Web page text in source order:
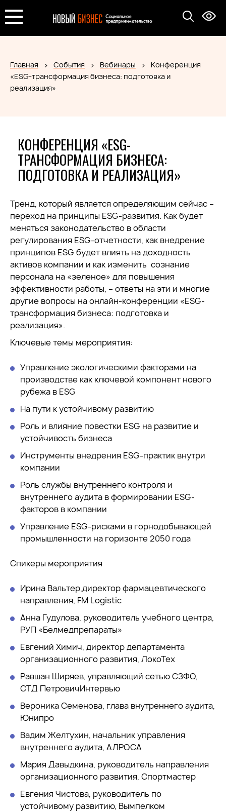
Главная События Вебинары
Конференция
«ESG-трансформация бизнеса: подготовка и
реализация»
КОНФЕРЕНЦИЯ «ESG-
ТРАНСФОРМАЦИЯ БИЗНЕСА:
ПОДГОТОВКА И РЕАЛИЗАЦИЯ»
Тренд, который является определяющим сейчас –
переход на принципы ESG-развития. Как будет
меняться законодательство в области
регулирования ESG-отчетности, как внедрение
принципов ESG будет влиять на доходность
активов компании и как изменить сознание
персонала на «зеленое» для повышения
эффективности работы, – ответы на эти и многие
другие вопросы на онлайн-конференции «ESG-
трансформация бизнеса: подготовка и
реализация».
Ключевые темы мероприятия:
Управление экологическими факторами на
производстве как ключевой компонент нового
рубежа в ESG
На пути к устойчивому развитию
Роль и влияние повестки ESG на развитие и
устойчивость бизнеса
Инструменты внедрения ESG-практик внутри
компании
Роль службы внутреннего контроля и
внутреннего аудита в формировании ESG-
факторов в компании
Управление ESG-рисками в горнодобывающей
промышленности на горизонте 2050 года
Спикеры мероприятия
Ирина Вальтер,директор фармацевтического
направления, FM Logistic
Анна Гудулова, руководитель учебного центра,
РУП «Белмедпрепараты»
Евгений Химич, директор департамента
организационного развития, ЛокоТех
Равшан Ширяев, управляющий сетью СЗФО,
СТД ПетровичИнтервью
Вероника Семенова, глава внутреннего аудита,
Юнипро
Вадим Желтухин, начальник управления
внутреннего аудита, АЛРОСА
Мария Давыдкина, руководитель направления
организационного развития, Спортмастер
Евгения Чистова, руководитель по
устойчивому развитию, Вымпелком